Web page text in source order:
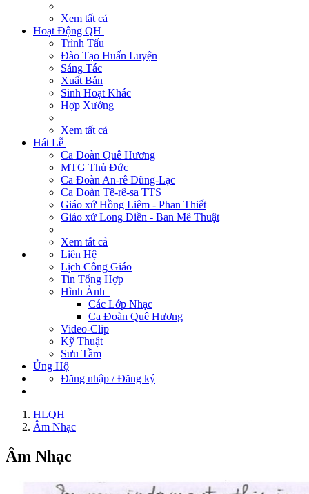
Xem tất cả
Hoạt Động QH
Trình Tấu
Đào Tạo Huấn Luyện
Sáng Tác
Xuất Bản
Sinh Hoạt Khác
Hợp Xướng
Xem tất cả
Hát Lễ
Ca Đoàn Quê Hương
MTG Thủ Đức
Ca Đoàn An-rê Dũng-Lạc
Ca Đoàn Tê-rê-sa TTS
Giáo xứ Hồng Liêm - Phan Thiết
Giáo xứ Long Điền - Ban Mê Thuật
Xem tất cả
Liên Hệ
Lịch Công Giáo
Tin Tổng Hợp
Hình Ảnh
Các Lớp Nhạc
Ca Đoàn Quê Hương
Video-Clip
Kỹ Thuật
Sưu Tầm
Ủng Hộ
Đăng nhập / Đăng ký
HLQH
Âm Nhạc
Âm Nhạc